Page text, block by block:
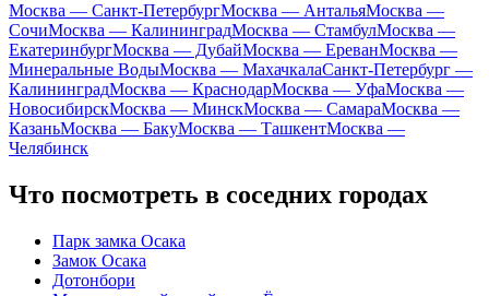
Москва — Санкт-ПетербургМосква — АнтальяМосква —
СочиМосква — КалининградМосква — СтамбулМосква —
ЕкатеринбургМосква — ДубайМосква — ЕреванМосква —
Минеральные ВодыМосква — МахачкалаСанкт-Петербург —
КалининградМосква — КраснодарМосква — УфаМосква —
НовосибирскМосква — МинскМосква — СамараМосква —
КазаньМосква — БакуМосква — ТашкентМосква —
Челябинск
Что посмотреть в соседних городах
Парк замка Осака
Замок Осака
Дотонбори